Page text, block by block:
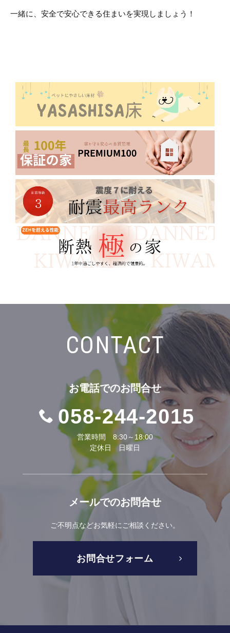
一緒に、安全で安心できる住まいを実現しましょう！
CONTACT
お電話でのお問合せ
058-244-2015
営業時間 8:30～18:00
定休日 日曜日
メールでのお問合せ
ご不明点などお気軽にご相談ください。
お問合せフォーム